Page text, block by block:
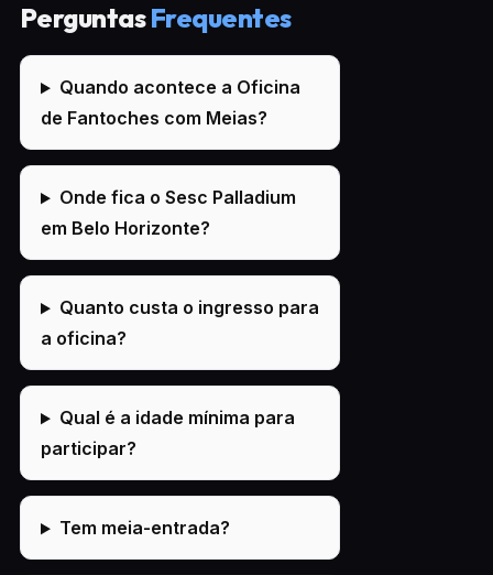
PerguntasFrequentes
Quando acontece a Oficina
de Fantoches com Meias?
Onde fica o Sesc Palladium
em Belo Horizonte?
Quanto custa o ingresso para
a oficina?
Qual é a idade mínima para
participar?
Tem meia-entrada?